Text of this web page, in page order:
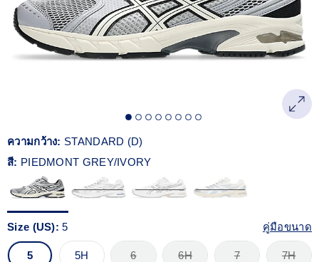
เดียวกัน
ความกว้าง: STANDARD (D)
สี: PIEDMONT GREY/IVORY
Size (US):5 คู่มือขนาด
5 5H 6 6H 7 7H